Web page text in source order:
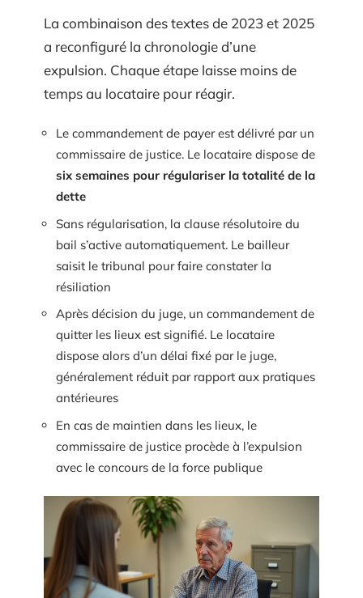
La combinaison des textes de 2023 et 2025
a reconfiguré la chronologie d’une
expulsion. Chaque étape laisse moins de
temps au locataire pour réagir.
Le commandement de payer est délivré par un
commissaire de justice. Le locataire dispose de
six semaines pour régulariser la totalité de la
dette
Sans régularisation, la clause résolutoire du
bail s’active automatiquement. Le bailleur
saisit le tribunal pour faire constater la
résiliation
Après décision du juge, un commandement de
quitter les lieux est signifié. Le locataire
dispose alors d’un délai fixé par le juge,
généralement réduit par rapport aux pratiques
antérieures
En cas de maintien dans les lieux, le
commissaire de justice procède à l’expulsion
avec le concours de la force publique